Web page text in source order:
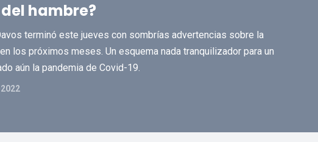
hambre?
terminó este jueves con sombrías advertencias sobre la
los próximos meses. Un esquema nada tranquilizador para un
aún la pandemia de Covid-19.